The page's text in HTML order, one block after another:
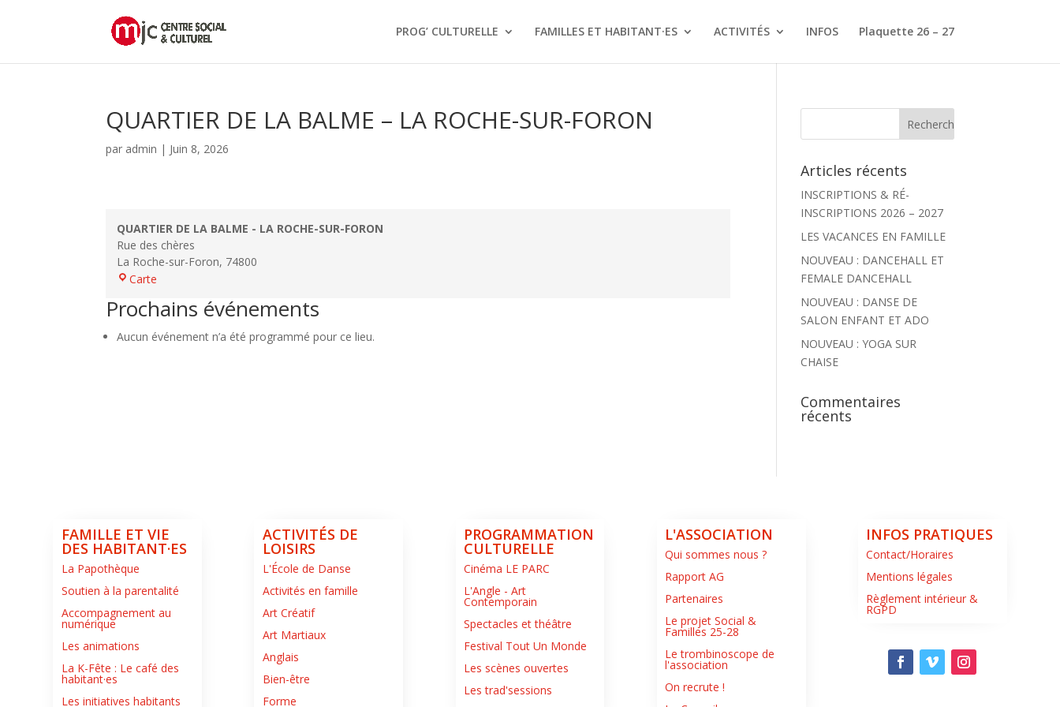
PROG’ CULTURELLE FAMILLES ET HABITANT·ES ACTIVITÉS INFOS Plaquette 26 – 27
QUARTIER DE LA BALME – LA ROCHE-SUR-FORON
par admin | Juin 8, 2026
QUARTIER DE LA BALME - LA ROCHE-SUR-FORON
Rue des chères
La Roche-sur-Foron, 74800
Carte
LA
BALME
Prochains événements
Aucun événement n’a été programmé pour ce lieu.
Articles récents
INSCRIPTIONS & RÉ-
INSCRIPTIONS 2026 – 2027
LES VACANCES EN FAMILLE
NOUVEAU : DANCEHALL ET
FEMALE DANCEHALL
NOUVEAU : DANSE DE
SALON ENFANT ET ADO
NOUVEAU : YOGA SUR
CHAISE
Commentaires
récents
FAMILLE ET VIE
DES HABITANT·ES
La Papothèque
Soutien à la parentalité
Accompagnement au
numérique
Les animations
La K-Fête : Le café des
habitant·es
Les initiatives habitants
ACTIVITÉS DE
LOISIRS
L'École de Danse
Activités en famille
Art Créatif
Art Martiaux
Anglais
Bien-être
Forme
PROGRAMMATION
CULTURELLE
Cinéma LE PARC
L'Angle - Art
Contemporain
Spectacles et théâtre
Festival Tout Un Monde
Les scènes ouvertes
Les trad'sessions
L'ASSOCIATION
Qui sommes nous ?
Rapport AG
Partenaires
Le projet Social &
Familles 25-28
Le trombinoscope de
l'association
On recrute !
INFOS PRATIQUES
Contact/Horaires
Mentions légales
Règlement intérieur &
RGPD